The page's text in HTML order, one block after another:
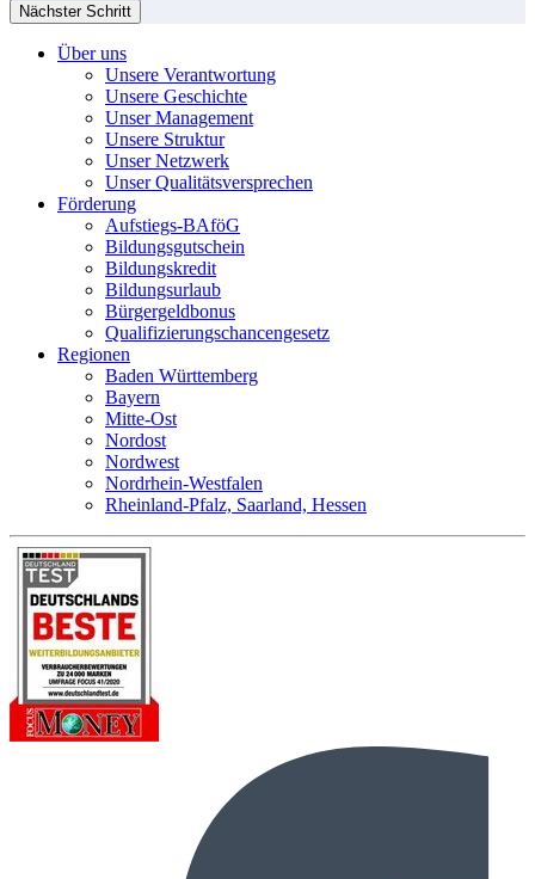
Nächster Schritt
Über uns
Unsere Verantwortung
Unsere Geschichte
Unser Management
Unsere Struktur
Unser Netzwerk
Unser Qualitätsversprechen
Förderung
Aufstiegs-BAföG
Bildungsgutschein
Bildungskredit
Bildungsurlaub
Bürgergeldbonus
Qualifizierungschancengesetz
Regionen
Baden Württemberg
Bayern
Mitte-Ost
Nordost
Nordwest
Nordrhein-Westfalen
Rheinland-Pfalz, Saarland, Hessen